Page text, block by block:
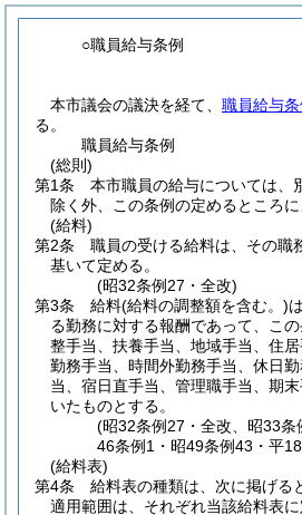
○職員給与条例
本市議会の議決を経て、 職員給与条
る。
職員給与条例
(総則)
第1条
本市職員の給与については、
除く外、この条例の定めるところに
(給料)
第2条
職員の受ける給料は、その職
基いて定める。
(昭32条例27・全改)
第3条
給料(給料の調整額を含む。)
る勤務に対する報酬であって、こ
整手当、扶養手当、地域手当、住
勤務手当、時間外勤務手当、休日
当、宿日直手当、管理職手当、期
いたものとする。
(昭32条例27・全改、昭33条
46条例1・昭49条例43・平
(給料表)
第4条
給料表の種類は、次に掲げる
適用範囲は、それぞれ当該給料表に